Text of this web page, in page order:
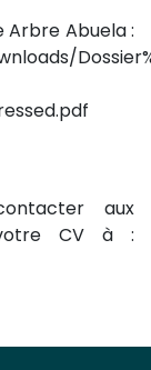
Arbre Abuela :
aux
CV à :